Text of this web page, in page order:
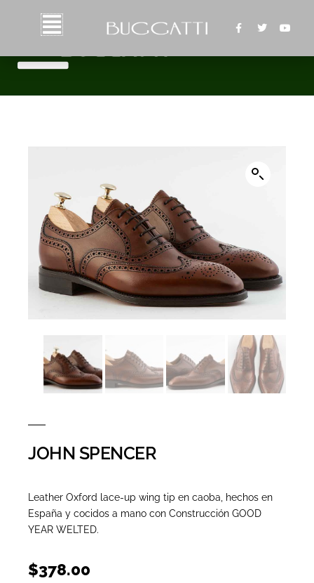
JOHN SPENCER
Leather Oxford lace-up wing tip en caoba, hechos en
España y cocidos a mano con Construcción GOOD
YEAR WELTED.
$378.00